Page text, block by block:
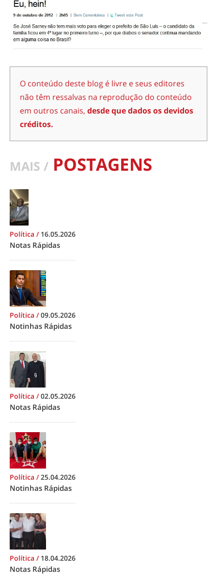
O conteúdo deste blog é livre e seus editores
não têm ressalvas na reprodução do conteúdo
em outros canais, desde que dados os devidos
créditos.
MAIS / POSTAGENS
Política / 16.05.2026
Notas Rápidas
Política /09.05.2026
Notinhas Rápidas
Política /02.05.2026
Notas Rápidas
Política /25.04.2026
Notinhas Rápidas
Política / 18.04.2026
Notas Rápidas